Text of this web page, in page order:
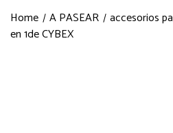
Home A PASEAR accesorios
en 1de CYBEX